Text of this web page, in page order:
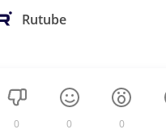
Rutube
0 0 0